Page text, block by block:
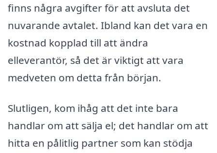
finns några avgifter för att avsluta det
nuvarande avtalet. Ibland kan det vara en
kostnad kopplad till att ändra
elleverantör, så det är viktigt att vara
medveten om detta från början.
Slutligen, kom ihåg att det inte bara
handlar om att sälja el; det handlar om att
hitta en pålitlig partner som kan stödja